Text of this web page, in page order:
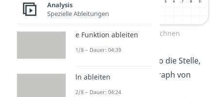
Wendepunkt berechnen
ist also die Stelle,
an dem der Funktionsgraph von
einerLinks- in eine
Analysis
Spezielle Ableitungen
e Funktion ableiten
1/8 – Dauer: 04:39
ln ableiten
2/8 – Dauer: 04:24